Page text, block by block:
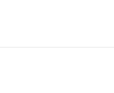
的用法